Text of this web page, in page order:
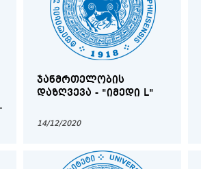
ᲯᲐᲜᲛᲠᲗᲔᲚᲝᲑᲘᲡ
ᲓᲐᲖᲦᲕᲔᲕᲐ - "ᲘᲛᲔᲓᲘ L"
14/12/2020